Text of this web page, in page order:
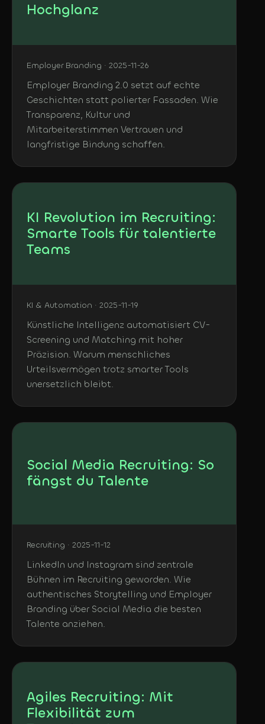
Hochglanz
Employer Branding · 2025-11-26
Employer Branding 2.0 setzt auf echte
Geschichten statt polierter Fassaden. Wie
Transparenz, Kultur und
Mitarbeiterstimmen Vertrauen und
langfristige Bindung schaffen.
KI Revolution im Recruiting:
Smarte Tools für talentierte
Teams
KI & Automation · 2025-11-19
Künstliche Intelligenz automatisiert CV-
Screening und Matching mit hoher
Präzision. Warum menschliches
Urteilsvermögen trotz smarter Tools
unersetzlich bleibt.
Social Media Recruiting: So
fängst du Talente
Recruiting · 2025-11-12
LinkedIn und Instagram sind zentrale
Bühnen im Recruiting geworden. Wie
authentisches Storytelling und Employer
Branding über Social Media die besten
Talente anziehen.
Agiles Recruiting: Mit
Flexibilität zum